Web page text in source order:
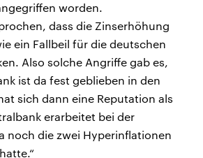
worden.
dass die Zinserhöhung
ein Fallbeil für die deutschen
Also solche Angriffe gab es,
ist da fest geblieben in den
sich dann eine Reputation als
erarbeitet bei der
noch die zwei Hyperinflationen